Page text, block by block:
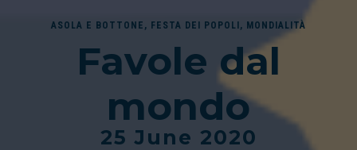
ASOLA E BOTTONE , FESTA DEI POPOLI, MONDIALITÀ
Favole dal
mondo
25 June 2020